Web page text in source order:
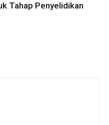
Tahap Penyelidikan